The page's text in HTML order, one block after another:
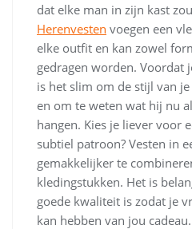
dat elke man in zijn kast
Herenvesten voegen een
elke outfit en kan zowel
gedragen worden. Voordat
is het slim om de stijl van
en om te weten wat hij nu
hangen. Kies je liever voor
subtiel patroon? Vesten in
gemakkelijker te
kledingstukken. Het is
goede kwaliteit is zodat je
kan hebben van jou cadeau.